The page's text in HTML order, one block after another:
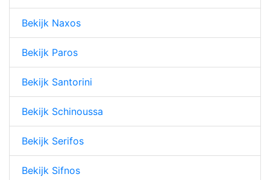
Bekijk Naxos
Bekijk Paros
Bekijk Santorini
Bekijk Schinoussa
Bekijk Serifos
Bekijk Sifnos